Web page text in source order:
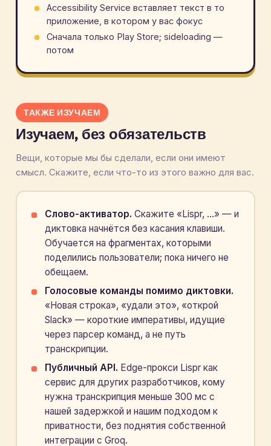
Accessibility Service вставляет текст в то
приложение, в котором у вас фокус
Сначала только Play Store; sideloading —
потом
ТАКЖЕ ИЗУЧАЕМ
Изучаем, без обязательств
Вещи, которые мы бы сделали, если они имеют
смысл. Скажите, если что-то из этого важно для вас.
Слово-активатор. Скажите «Lispr, …» — и
диктовка начнётся без касания клавиши.
Обучается на фрагментах, которыми
поделились пользователи; пока ничего не
обещаем.
Голосовые команды помимо диктовки.
«Новая строка», «удали это», «открой
Slack» — короткие императивы, идущие
через парсер команд, а не путь
транскрипции.
Публичный API. Edge-прокси Lispr как
сервис для других разработчиков, кому
нужна транскрипция меньше 300 мс с
нашей задержкой и нашим подходом к
приватности, без поднятия собственной
интеграции с Groq.